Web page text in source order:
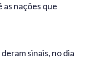
nações que
sinais, no dia